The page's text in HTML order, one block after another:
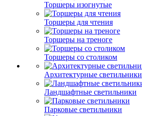
Торшеры изогнутые
Торшеры для чтения
Торшеры на треноге
Торшеры со столиком
Архитектурные светильники
Ландшафтные светильники
Парковые светильники